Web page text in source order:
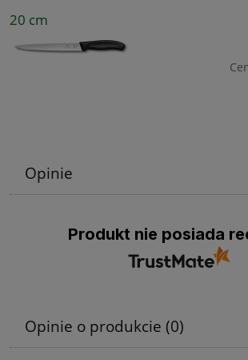
20 cm
Opinie
Produkt nie posiada
Opinie o produkcie (0)